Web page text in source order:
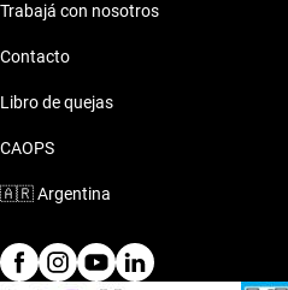
Trabajá con nosotros
Contacto
Libro de quejas
CAOPS
🇦🇷Argentina